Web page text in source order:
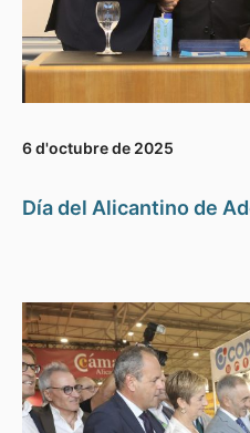
6 d'octubre de 2025
Día del Alicantino de